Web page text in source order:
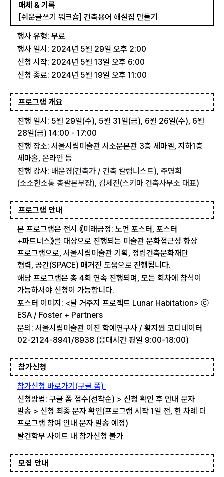
매체 & 기록
[쉬운글쓰기 워크숍] 건축용어 해설집 만들기
행사 유형: 무료
행사 일시: 2024년 5월 29일 오후 2:00
신청 시작: 2024년 5월 13일 오후 6:00
신청 종료: 2024년 5월 19일 오후 11:00
프로그램 개요
진행 일시: 5월 29일(수), 5월 31일(금), 6월 26일(수), 6월
28일(금) 14:00 - 17:00
진행 장소: 서울시립미술관 서소문본관 3층 세마엘, 지하1층
세마홀, 온라인 등
진행 강사: 배윤경(건축가 / 건축 칼럼니스트), 주명희
(소소한소통 총괄본부장), 김세진(스키마 건축사무소 대표)
프로그램 안내
본 프로그램은 전시 《미래긍정: 노먼 포스터, 포스터
+파트너스》를 대상으로 진행되는 미술관 문화접근성 향상
프로그램으로, 서울시립미술관 기획, 정림건축문화재단
협력, 공간(SPACE) 매거진 도움으로 진행됩니다.
해당 프로그램은 총 4회 연속 진행되며, 모든 회차에 참석이
가능하셔야 신청이 가능합니다.
포스터 이미지: <달 거주지 프로젝트 Lunar Habitation> ⓒ
ESA / Foster + Partners
문의: 서울시립미술관 이진 학예연구사 / 황지원 코디네이터
02-2124-8941/8938 (응대시간 평일 9:00-18:00)
참가신청
참가신청 바로가기(구글 폼)
신청방법: 구글 폼 접수(선착순) > 신청 확인 후 안내 문자
발송 > 신청 최종 문자 확인(프로그램 시작 1일 전, 한 차례 더
프로그램 참여 안내 문자 발송 예정)
탈건학부 사이트 내 참가신청 불가
모집 안내